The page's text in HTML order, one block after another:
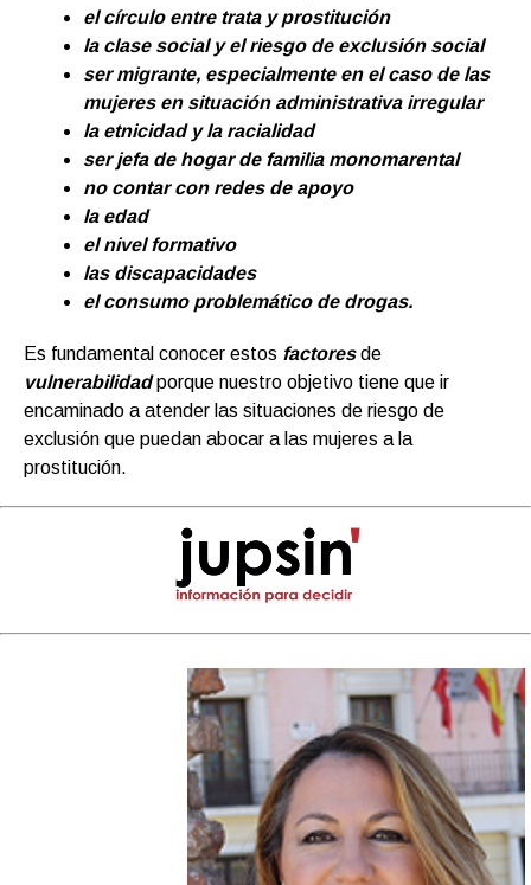
el círculo entre trata y prostitución
la clase social y el riesgo de exclusión social
ser migrante, especialmente en el caso de las
mujeres en situación administrativa irregular
la etnicidad y la racialidad
ser jefa de hogar de familia monomarental
no contar con redes de apoyo
la edad
el nivel formativo
las discapacidades
el consumo problemático de drogas.
Es fundamental conocer estos factoresde
vulnerabilidad porque nuestro objetivo tiene que ir
encaminado a atender las situaciones de riesgo de
exclusión que puedan abocar a las mujeres a la
prostitución.